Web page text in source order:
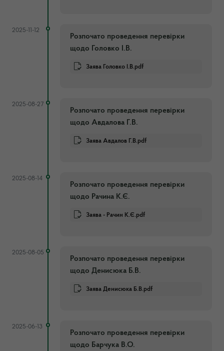
2025-11-12
Розпочато проведення перевірки
щодо Головко І.В.
Заява Головко І.В.pdf
2025-08-27
Розпочато проведення перевірки
щодо Авдалова Г.В.
Заява Авдалов Г.В.pdf
2025-08-14
Розпочато проведення перевірки
щодо Рачина К.Є.
Заява - Рачин К.Є.pdf
2025-08-05
Розпочато проведення перевірки
щодо Денисюка Б.В.
Заява Денисюка Б.В.pdf
2025-06-13
Розпочато проведення перевірки
щодо Барчука В.О.